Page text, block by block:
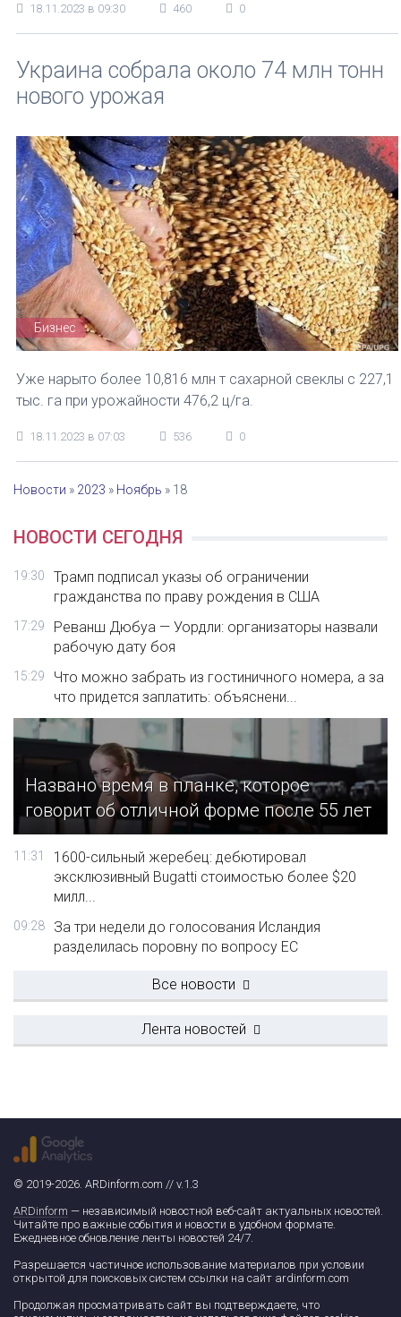
18.11.2023 в 09:30 460 0
Украина собрала около 74 млн тонн
нового урожая
Бизнес
Уже нарыто более 10,816 млн т сахарной свеклы с 227,1
тыс. га при урожайности 476,2 ц/га.
18.11.2023 в 07:03 536 0
Новости » 2023 » Ноябрь » 18
НОВОСТИ СЕГОДНЯ
19:30
Трамп подписал указы об ограничении
гражданства по праву рождения в США
17:29
Реванш Дюбуа — Уордли: организаторы назвали
рабочую дату боя
15:29
Что можно забрать из гостиничного номера, а за
что придется заплатить: объяснени...
Названо время в планке, которое
говорит об отличной форме после 55 лет
11:31
1600-сильный жеребец: дебютировал
эксклюзивный Bugatti стоимостью более $20
милл...
09:28
За три недели до голосования Исландия
разделилась поровну по вопросу ЕС
Все новости
Лента новостей
© 2019-2026. ARDinform.com // v.1.3
ARDinform — независимый новостной веб-сайт актуальных новостей.
Читайте про важные события и новости в удобном формате.
Ежедневное обновление ленты новостей 24/7.
Разрешается частичное использование материалов при условии
открытой для поисковых систем ссылки на сайт ardinform.com
Продолжая просматривать сайт вы подтверждаете, что